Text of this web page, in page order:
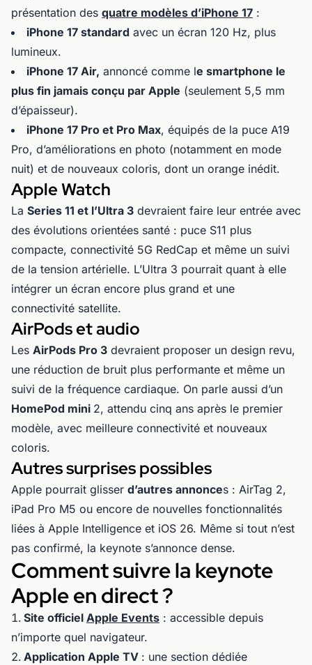
présentation des quatre modèles d’iPhone 17 :
iPhone 17 standard avec un écran 120 Hz, plus
lumineux.
iPhone 17 Air, annoncé comme le smartphone le
plus fin jamais conçu par Apple (seulement 5,5 mm
d’épaisseur).
iPhone 17 Pro et Pro Max, équipés de la puce A19
Pro, d’améliorations en photo (notamment en mode
nuit) et de nouveaux coloris, dont un orange inédit.
Apple Watch
La Series 11 et l’Ultra 3 devraient faire leur entrée avec
des évolutions orientées santé : puce S11 plus
compacte, connectivité 5G RedCap et même un suivi
de la tension artérielle. L’Ultra 3 pourrait quant à elle
intégrer un écran encore plus grand et une
connectivité satellite.
AirPods et audio
Les AirPods Pro 3 devraient proposer un design revu,
une réduction de bruit plus performante et même un
suivi de la fréquence cardiaque. On parle aussi d’un
HomePod mini 2, attendu cinq ans après le premier
modèle, avec meilleure connectivité et nouveaux
coloris.
Autres surprises possibles
Apple pourrait glisser d’autres annonces : AirTag 2,
iPad Pro M5 ou encore de nouvelles fonctionnalités
liées à Apple Intelligence et iOS 26. Même si tout n’est
pas confirmé, la keynote s’annonce dense.
Comment suivre la keynote
Apple en direct ?
Site officiel Apple Events : accessible depuis
n’importe quel navigateur.
Application Apple TV : une section dédiée